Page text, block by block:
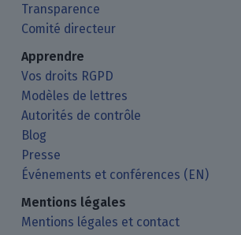
Transparence
Comité directeur
Apprendre
Vos droits RGPD
Modèles de lettres
Autorités de contrôle
Blog
Presse
Événements et conférences (EN)
Mentions légales
Mentions légales et contact